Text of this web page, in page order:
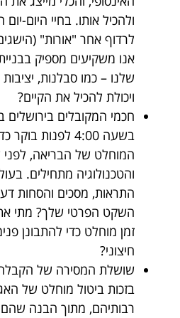
ולהכיל אותו. בחיי היום-
לרדוף אחר "אורות"
אנו משקיעים מספיק
שלנו – כמו סבלנות,
ויכולת להכיל את הקיים?
חכמי המקובלים בירושלים
בשעה 4:00
המוחלט של הבריאה,
והטכנולוגיה מתחילים.
התראות, מסכים והסחות
השקט הפרטי שלך? מתי
זמן מוחלט כדי להתבונן
חיצוני?
שושלת המסירה של
בזכות ביטול מוחלט של
רבותיהם, מתוך הבנה